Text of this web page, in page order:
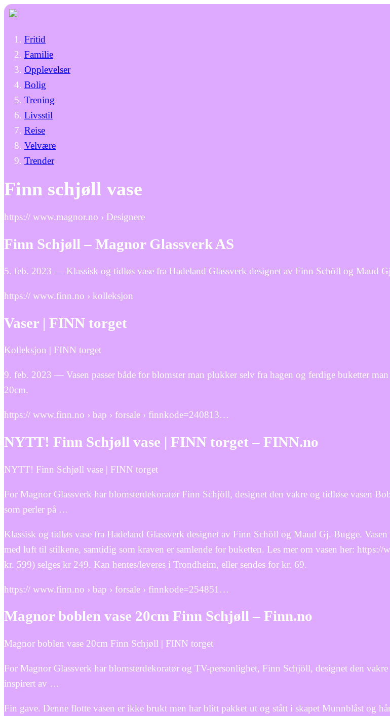
Fritid
Familie
Opplevelser
Bolig
Trening
Livsstil
Reise
Velvære
Trender
Finn schjøll vase
https:// www.magnor.no › Designere
Finn Schjøll – Magnor Glassverk AS
5. feb. 2023 — Klassisk og tidløs vase fra Hadeland Glassverk designet av Finn Schöll og Maud
https:// www.finn.no › kolleksjon
Vaser | FINN torget
Kolleksjon | FINN torget
9. feb. 2023 — Vasen passer både for blomster man plukker selv fra hagen og ferdige buketter
20cm.
https:// www.finn.no › bap › forsale › finnkode=240813…
NYTT! Finn Schjøll vase | FINN torget – FINN.no
NYTT! Finn Schjøll vase | FINN torget
For Magnor Glassverk har blomsterdekoratør Finn Schjöll, designet den vakre og tidløse vasen
som perler på …
Klassisk og tidløs vase fra Hadeland Glassverk designet av Finn Schöll og Maud Gj. Bugge.
med luft til stilkene, samtidig som kraven er samlende for buketten. Les mer om vasen her:
kr. 599) selges kr 249. Kan hentes/leveres i Trondheim, eller sendes for kr. 69.
https:// www.finn.no › bap › forsale › finnkode=254851…
Magnor boblen vase 20cm Finn Schjøll – Finn.no
Magnor boblen vase 20cm Finn Schjøll | FINN torget
For Magnor Glassverk har blomsterdekoratør og TV-personlighet, Finn Schjöll, designet den
inspirert av …
Fin gave. Denne flotte vasen er ikke brukt men har blitt pakket ut og stått i skapet Munnblåst og